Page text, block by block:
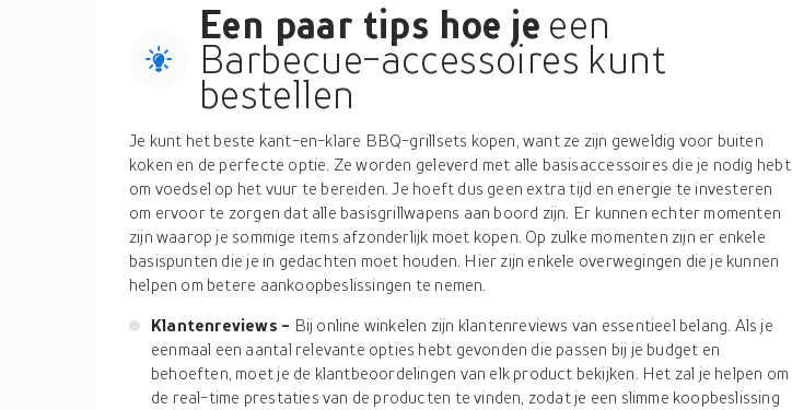
Een paar tips hoe je een
Barbecue-accessoires kunt
bestellen
Je kunt het beste kant-en-klare BBQ-grillsets kopen, want ze zijn geweldig voor buiten
koken en de perfecte optie. Ze worden geleverd met alle basisaccessoires die je nodig hebt
om voedsel op het vuur te bereiden. Je hoeft dus geen extra tijd en energie te investeren
om ervoor te zorgen dat alle basisgrillwapens aan boord zijn. Er kunnen echter momenten
zijn waarop je sommige items afzonderlijk moet kopen. Op zulke momenten zijn er enkele
basispunten die je in gedachten moet houden. Hier zijn enkele overwegingen die je kunnen
helpen om betere aankoopbeslissingen te nemen.
Klantenreviews - Bij online winkelen zijn klantenreviews van essentieel belang. Als je
eenmaal een aantal relevante opties hebt gevonden die passen bij je budget en
behoeften, moet je de klantbeoordelingen van elk product bekijken. Het zal je helpen om
de real-time prestaties van de producten te vinden, zodat je een slimme koopbeslissing